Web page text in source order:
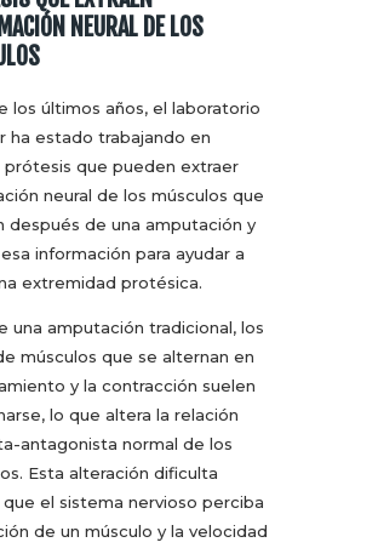
NEURAL DE LOS
los últimos años, el laboratorio
ha estado trabajando en
prótesis que pueden extraer
neural de los músculos que
después de una amputación y
información para ayudar a
extremidad protésica.
una amputación tradicional, los
músculos que se alternan en
y la contracción suelen
lo que altera la relación
antagonista normal de los
Esta alteración dificulta
el sistema nervioso perciba
de un músculo y la velocidad